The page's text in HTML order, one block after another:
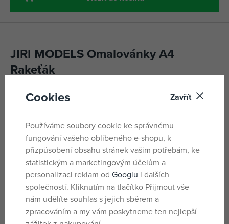
JIRI MODELS Omalovánky A4
Rakeťák
Stránky plné zábavy!
zábavných aktivit. Rozvíjí nejen dětskou fantazii, ale i
jemnou motoriku, kreativitu a paměť. Maluj si se svými
oblíbenými pohádkovými kamarády!
Parametry
Pohlaví Pro kluky
Cookies Zavřít
Používáme soubory cookie ke správnému
fungování vašeho oblíbeného e-shopu, k
přizpůsobení obsahu stránek vašim potřebám, ke
statistickým a marketingovým účelům a
personalizaci reklam od Googlu i dalších
společností. Kliknutím na tlačítko Přijmout vše
nám udělíte souhlas s jejich sběrem a
zpracováním a my vám poskytneme ten nejlepší